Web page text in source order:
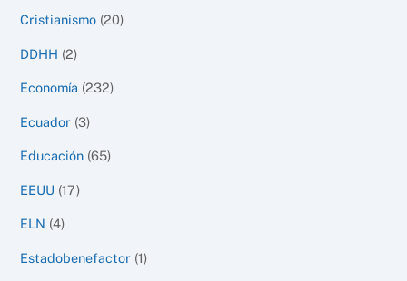
Cristianismo (20)
DDHH (2)
Economía (232)
Ecuador (3)
Educación (65)
EEUU (17)
ELN (4)
Estadobenefactor (1)